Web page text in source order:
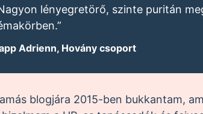
lényegretörő, szinte puritán
Adrienn, Hovány csoport
blogjára 2015-ben bukkantam,